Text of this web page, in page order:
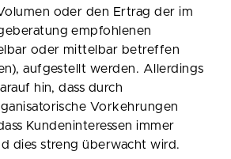
oder den Ertrag der im
empfohlenen
oder mittelbar betreffen
aufgestellt werden. Allerdings
hin, dass durch
Vorkehrungen
Kundeninteressen immer
dies streng überwacht wird.